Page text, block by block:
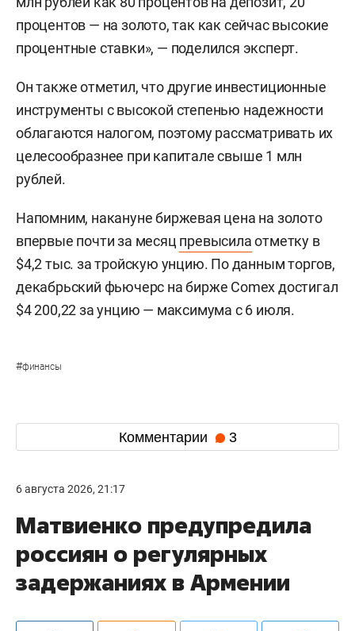
процентов — на золото, так как сейчас высокие
процентные ставки», — поделился эксперт.
Он также отметил, что другие инвестиционные
инструменты с высокой степенью надежности
облагаются налогом, поэтому рассматривать их
целесообразнее при капитале свыше 1 млн
рублей.
Напомним, накануне биржевая цена на золото
впервые почти за месяцпревысилаотметку в
$4,2 тыс. за тройскую унцию. По данным торгов,
декабрьский фьючерс на бирже Comex достигал
$4 200,22 за унцию — максимума с 6 июля.
#финансы
Комментарии 3
6 августа 2026, 21:17
Матвиенко предупредила
россиян о регулярных
задержаниях в Армении